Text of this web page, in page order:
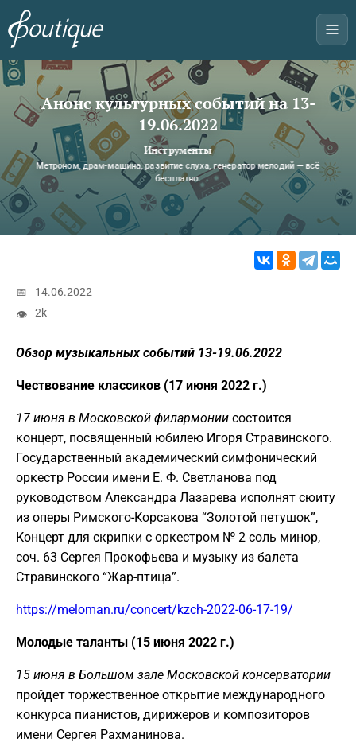
Анонс культурных событий на 13-
19.06.2022
Инструменты
Метроном, драм-машина, развитие слуха, генератор мелодий — всё
бесплатно.
📅
14.06.2022
👁
2k
Обзор музыкальных событий 13-19.06.2022
Чествование классиков (17 июня 2022 г.)
17 июня в Московской филармонии состоится
концерт, посвященный юбилею Игоря Стравинского.
Государственный академический симфонический
оркестр России имени Е. Ф. Светланова под
руководством Александра Лазарева исполнят сюиту
из оперы Римского-Корсакова “Золотой петушок”,
Концерт для скрипки с оркестром № 2 соль минор,
соч. 63 Сергея Прокофьева и музыку из балета
Стравинского “Жар-птица”.
https://meloman.ru/concert/kzch-2022-06-17-19/
Молодые таланты (15 июня 2022 г.)
15 июня в Большом зале Московской консерватории
пройдет торжественное открытие международного
конкурса пианистов, дирижеров и композиторов
имени Сергея Рахманинова.